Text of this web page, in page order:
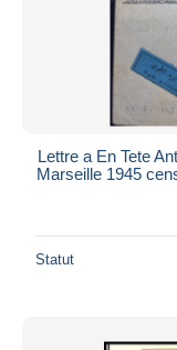
Lettre a En Tete
Marseille 1945
Statut